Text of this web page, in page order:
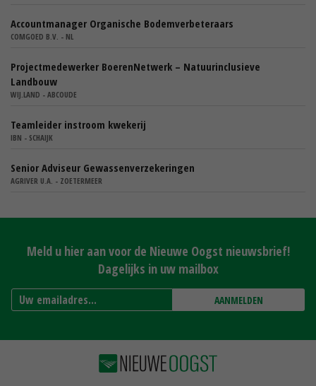
Accountmanager Organische Bodemverbeteraars
COMGOED B.V. - NL
Projectmedewerker BoerenNetwerk – Natuurinclusieve
Landbouw
WIJ.LAND - ABCOUDE
Teamleider instroom kwekerij
IBN - SCHAIJK
Senior Adviseur Gewassenverzekeringen
AGRIVER U.A. - ZOETERMEER
Meld u hier aan voor de Nieuwe Oogst nieuwsbrief!
Dagelijks in uw mailbox
AANMELDEN